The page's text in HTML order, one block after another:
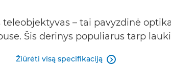
teleobjektyvas – tai pavyzdinė
Šis derinys populiarus tarp
Žiūrėti visą specifikaciją 